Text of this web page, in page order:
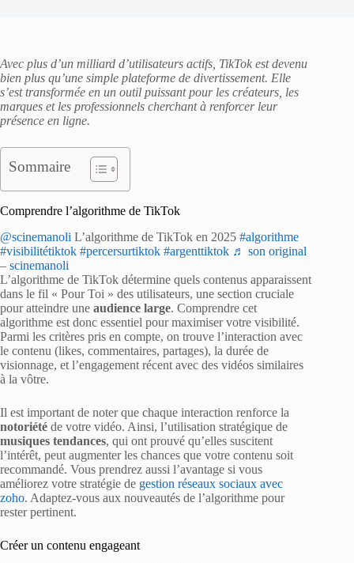
Avec plus d’un milliard d’utilisateurs actifs, TikTok est devenu
bien plus qu’une simple plateforme de divertissement. Elle
s’est transformée en un outil puissant pour les créateurs, les
marques et les professionnels cherchant à renforcer leur
présence en ligne.
Sommaire
Comprendre l’algorithme de TikTok
@scinemanoli L’algorithme de TikTok en 2025 #algorithme
#visibilitétiktok #percersurtiktok #argenttiktok ♬ son original
– scinemanoli
L’algorithme de TikTok détermine quels contenus apparaissent
dans le fil « Pour Toi » des utilisateurs, une section cruciale
pour atteindre une audience large. Comprendre cet
algorithme est donc essentiel pour maximiser votre visibilité.
Parmi les critères pris en compte, on trouve l’interaction avec
le contenu (likes, commentaires, partages), la durée de
visionnage, et l’engagement récent avec des vidéos similaires
à la vôtre.
Il est important de noter que chaque interaction renforce la
notoriété de votre vidéo. Ainsi, l’utilisation stratégique de
musiques tendances, qui ont prouvé qu’elles suscitent
l’intérêt, peut augmenter les chances que votre contenu soit
recommandé. Vous prendrez aussi l’avantage si vous
améliorez votre stratégie de gestion réseaux sociaux avec
zoho. Adaptez-vous aux nouveautés de l’algorithme pour
rester pertinent.
Créer un contenu engageant